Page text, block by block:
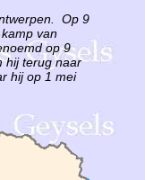
Op 9
van
op 9
hij terug naar
hij op 1 mei